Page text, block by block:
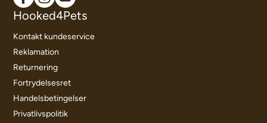
Hooked4Pets
Kontakt kundeservice
Reklamation
Returnering
Fortrydelsesret
Handelsbetingelser
Privatlivspolitik